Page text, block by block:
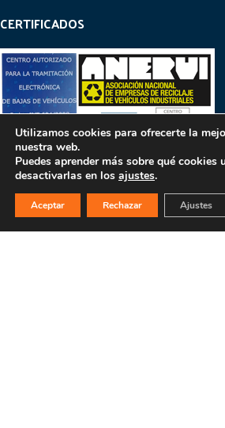
CERTIFICADOS
PULSA PARA MÁS INFORMACIÓN
Utilizamos cookies para ofrecerte la
nuestra web.
Puedes aprender más sobre qué cookies
desactivarlas en los ajustes.
Aceptar Rechazar Ajustes